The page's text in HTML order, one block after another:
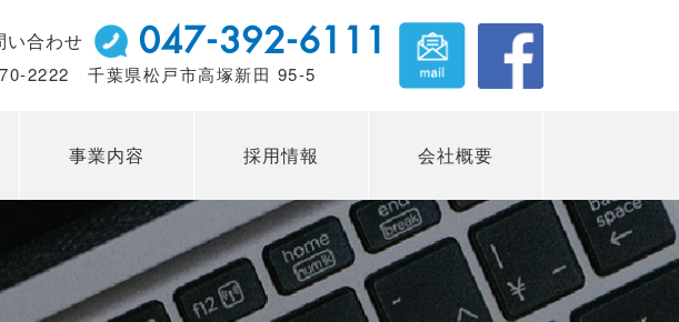
い合わせ 047-392-6111
2222 千葉県松戸市高塚新田 95-5
事業内容 採用情報 会社概要